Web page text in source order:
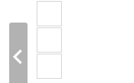
navigate_before